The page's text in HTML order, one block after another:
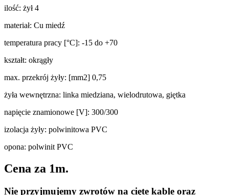
ilość: żył 4
materiał: Cu miedź
temperatura pracy [°C]: -15 do +70
kształt: okrągły
max. przekrój żyły: [mm2] 0,75
żyła wewnętrzna: linka miedziana, wielodrutowa, giętka
napięcie znamionowe [V]: 300/300
izolacja żyły: polwinitowa PVC
opona: polwinit PVC
Cena za 1m.
Nie przyjmujemy zwrotów na cięte kable oraz